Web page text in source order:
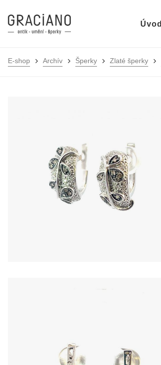
Úvod
E-shop Archív Šperky Zlaté šperky